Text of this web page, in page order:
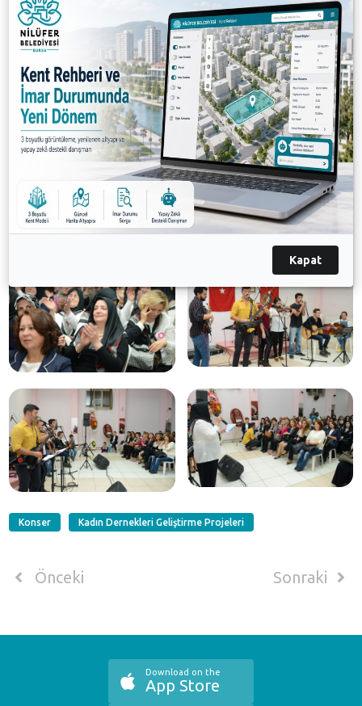
Nilüfer Belediyesi meclis üyeleri de kadın
derneklerinin her zaman yanında olduklarını ifade
ederek, ÇAKA-DER’e çalışmalarında başarılar diledi.
Gecenin sonunda ÇEKÜ-DER Orkestrası da mini
konser vererek katılanlara keyifli anlar yaşattı.
Galeri
Konser Kadın Dernekleri Geliştirme Projeleri
Önceki Sonraki
Download on the
App Store
Kapat